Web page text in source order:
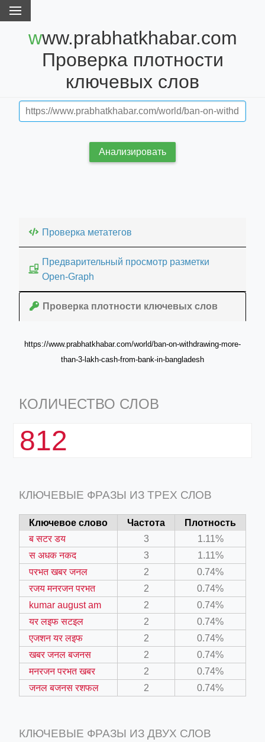
feed-calculator
co-work?lat=37.49813&lng=127.0284&zoom=16
www.prabhatkhabar.com
Проверка плотности
ключевых слов
Анализировать
Проверка метатегов
Предварительный просмотр разметки
Open-Graph
Проверка плотности ключевых слов
https://www.prabhatkhabar.com/world/ban-on-withdrawing-more-
than-3-lakh-cash-from-bank-in-bangladesh
КОЛИЧЕСТВО СЛОВ
812
КЛЮЧЕВЫЕ ФРАЗЫ ИЗ ТРЕХ СЛОВ
Ключевое слово Частота
Плотность
ब सटर डय
3
1.11%
स अधक नकद
3
1.11%
परभत खबर जनल
2
0.74%
रजय मनरजन परभत
2
0.74%
kumar august am
2
0.74%
यर लइफ सटइल
2
0.74%
एजशन यर लइफ
2
0.74%
खबर जनल बजनस
2
0.74%
मनरजन परभत खबर
2
0.74%
जनल बजनस रशफल
2 0.74%
КЛЮЧЕВЫЕ ФРАЗЫ ИЗ ДВУХ СЛОВ